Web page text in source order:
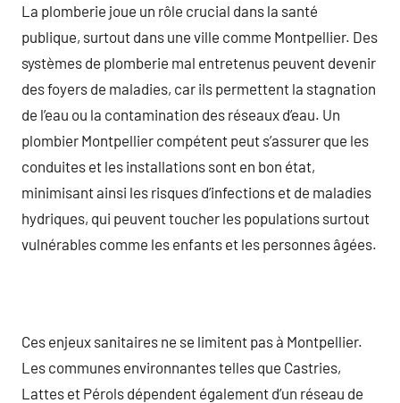
La plomberie joue un rôle crucial dans la santé
publique, surtout dans une ville comme Montpellier. Des
systèmes de plomberie mal entretenus peuvent devenir
des foyers de maladies, car ils permettent la stagnation
de l’eau ou la contamination des réseaux d’eau. Un
plombier Montpellier compétent peut s’assurer que les
conduites et les installations sont en bon état,
minimisant ainsi les risques d’infections et de maladies
hydriques, qui peuvent toucher les populations surtout
vulnérables comme les enfants et les personnes âgées.
Ces enjeux sanitaires ne se limitent pas à Montpellier.
Les communes environnantes telles que Castries,
Lattes et Pérols dépendent également d’un réseau de